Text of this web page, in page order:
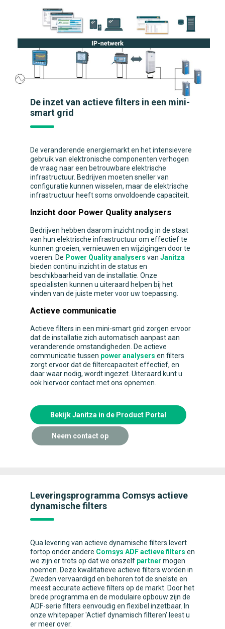
De inzet van actieve filters in een mini-
smart grid
De veranderende energiemarkt en het intensievere
gebruik van elektronische componenten verhogen
de vraag naar een betrouwbare elektrische
infrastructuur. Bedrijven moeten sneller van
configuratie kunnen wisselen, maar de elektrische
infrastructuur heeft soms onvoldoende capaciteit.
Inzicht door Power Quality analysers
Bedrijven hebben daarom inzicht nodig in de staat
van hun elektrische infrastructuur om effectief te
kunnen groeien, vernieuwen en wijzigingen door te
voeren. De Power Quality analysers van Janitza
bieden continu inzicht in de status en
beschikbaarheid van de installatie. Onze
specialisten kunnen u uiteraard helpen bij het
vinden van de juiste meter voor uw toepassing.
Actieve communicatie
Actieve filters in een mini-smart grid zorgen ervoor
dat de installatie zich automatisch aanpast aan
veranderende omstandigheden. De actieve
communicatie tussen power analysers en filters
zorgt ervoor dat de filtercapaciteit effectief, en
daar waar nodig, wordt ingezet. Uiteraard kunt u
ook hiervoor contact met ons opnemen.
Bekijk Janitza in de Product Portal
Neem contact op
Leveringsprogramma Comsys actieve
dynamische filters
Qua levering van actieve dynamische filters levert
fortop onder andere Comsys ADF actieve filters en
we zijn er trots op dat we onszelf partner mogen
noemen. Deze kwalitatieve actieve filters worden in
Zweden vervaardigd en behoren tot de snelste en
meest accurate actieve filters op de markt. Door het
brede programma en de modulaire opbouw zijn de
ADF-serie filters eenvoudig en flexibel inzetbaar. In
onze whitepaper 'Actief dynamisch filteren' leest u
er meer over.